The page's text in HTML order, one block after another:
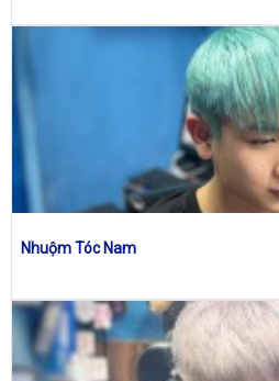
Nhuộm Tóc Nam